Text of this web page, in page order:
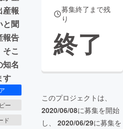
産報
と聞
報告
そこ
名
す
ー
ド
募集終了まで残
り
終了
このプロジェクトは、
2020/06/08に募集を開始
し、 2020/06/29に募集を